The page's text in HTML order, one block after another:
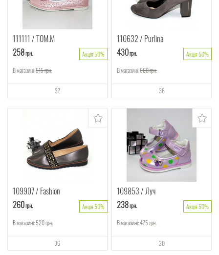
111111 ТОМ.М
258грн.
Акція 50%
В магазині:515грн.
37
110632 Purlina
430грн.
Акція 50%
В магазині:860грн.
36
109907 Fashion
260грн.
Акція 50%
В магазині:520грн.
36
109853 Луч
238грн.
Акція 50%
В магазині:475грн.
20